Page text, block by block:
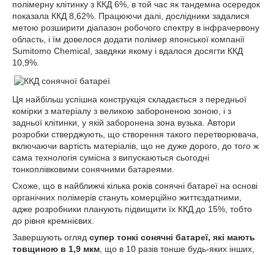
полімерну клітинку з ККД 6%, в той час як тандемна осередок
показала ККД 8,62%. Працюючи далі, дослідники задалися
метою розширити діапазон робочого спектру в інфрачервону
область, і їм довелося додати полімер японської компанії
Sumitomo Chemical, завдяки якому і вдалося досягти ККД
10,9%.
Ця найбільш успішна конструкція складається з передньої
комірки з матеріалу з великою забороненою зоною, і з
задньої клітинки, у якій заборонена зона вузька. Автори
розробки стверджують, що створення такого перетворювача,
включаючи вартість матеріалів, що не дуже дорого, до того ж
сама технологія сумісна з випускаються сьогодні
тонкоплівковими сонячними батареями.
Схоже, що в найближчі кілька років сонячні батареї на основі
органічних полімерів стануть комерційно життєздатними,
адже розробники планують підвищити їх ККД до 15%, тобто
до рівня кремнієвих.
Завершують огляд супер тонкі сонячні батареї, які мають
товщиною в 1,9 мкм , що в 10 разів тонше будь-яких інших,